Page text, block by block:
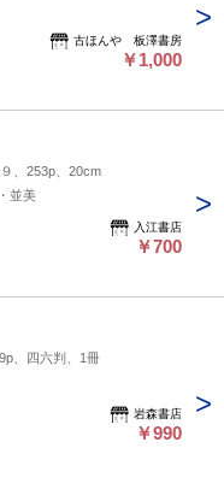
古ほんや 板澤書房
￥1,000
、253p、20cm
並美
入江書店
￥700
、四六判、1冊
岩森書店
￥990